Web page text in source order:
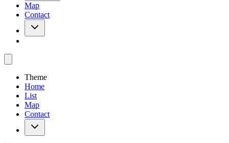
Map
Contact
Theme
Home
List
Map
Contact